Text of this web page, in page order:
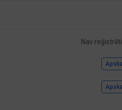
Nav